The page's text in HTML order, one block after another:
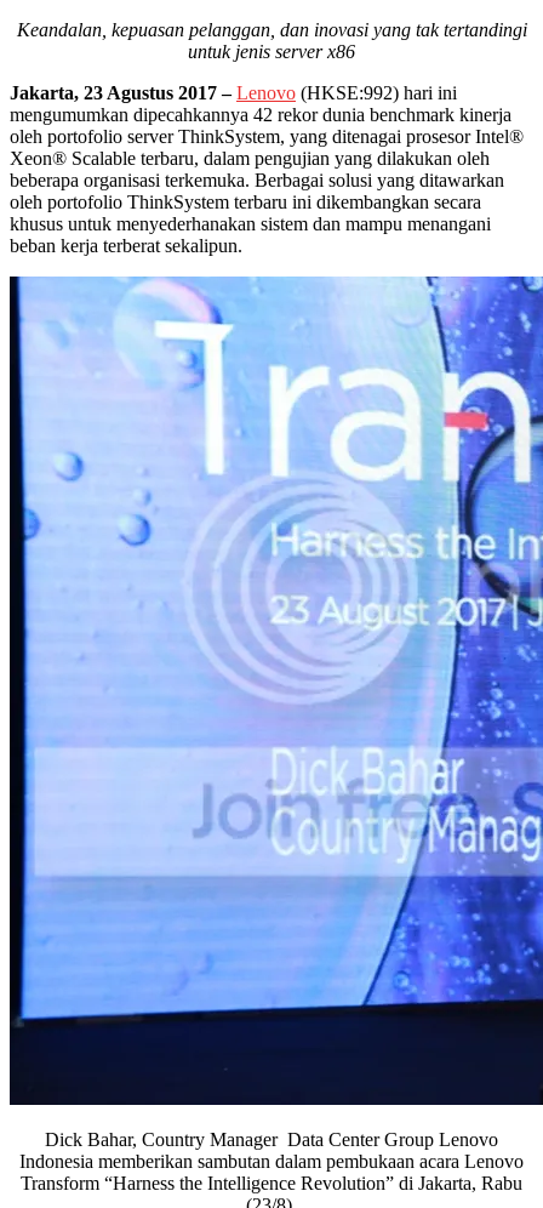
Keandalan, kepuasan pelanggan, dan inovasi yang tak tertandingi
untuk jenis server x86
Jakarta, 23 Agustus 2017 –Lenovo (HKSE:992) hari ini
mengumumkan dipecahkannya 42 rekor dunia benchmark kinerja
oleh portofolio server ThinkSystem, yang ditenagai prosesor Intel®
Xeon® Scalable terbaru, dalam pengujian yang dilakukan oleh
beberapa organisasi terkemuka. Berbagai solusi yang ditawarkan
oleh portofolio ThinkSystem terbaru ini dikembangkan secara
khusus untuk menyederhanakan sistem dan mampu menangani
beban kerja terberat sekalipun.
Dick Bahar, Country Manager Data Center Group Lenovo
Indonesia memberikan sambutan dalam pembukaan acara Lenovo
Transform “Harness the Intelligence Revolution” di Jakarta, Rabu